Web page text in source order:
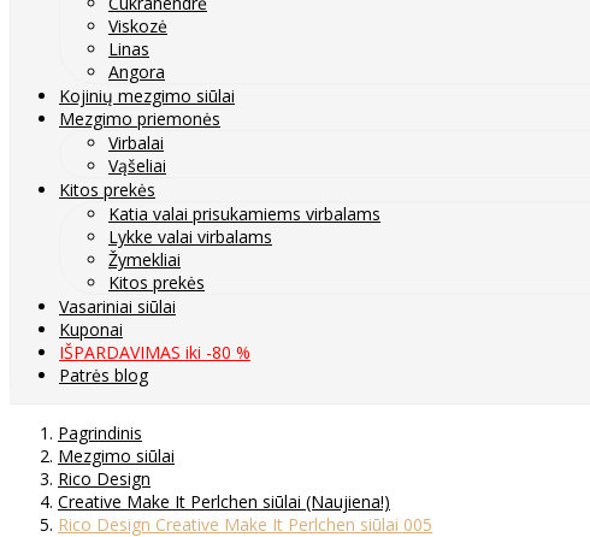
Viskozė
Linas
Angora
Kojinių mezgimo siūlai
Mezgimo priemonės
Virbalai
Vąšeliai
Kitos prekės
Katia valai prisukamiems virbalams
Lykke valai virbalams
Žymekliai
Kitos prekės
Vasariniai siūlai
Kuponai
IŠPARDAVIMAS iki -80 %
Patrės blog
Pagrindinis
Mezgimo siūlai
Rico Design
Creative Make It Perlchen siūlai (Naujiena!)
Rico Design Creative Make It Perlchen siūlai 005